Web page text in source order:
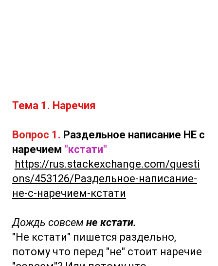
Тема 1. Наречия
Вопрос 1. Раздельное написание НЕ с
наречием "кстати"
https://rus.stackexchange.com/questi
ons/453126/Раздельное-написание-
не-с-наречием-кстати
Дождь совсем не кстати.
"Не кстати" пишется раздельно,
потому что перед "не" стоит наречие